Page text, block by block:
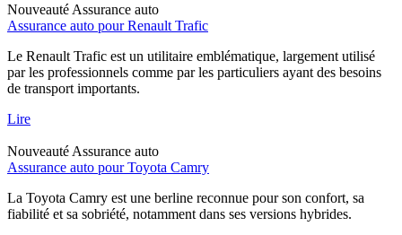
Nouveauté Assurance auto
Assurance auto pour Renault Trafic
Le Renault Trafic est un utilitaire emblématique, largement utilisé
par les professionnels comme par les particuliers ayant des besoins
de transport importants.
Lire
Nouveauté Assurance auto
Assurance auto pour Toyota Camry
La Toyota Camry est une berline reconnue pour son confort, sa
fiabilité et sa sobriété, notamment dans ses versions hybrides.